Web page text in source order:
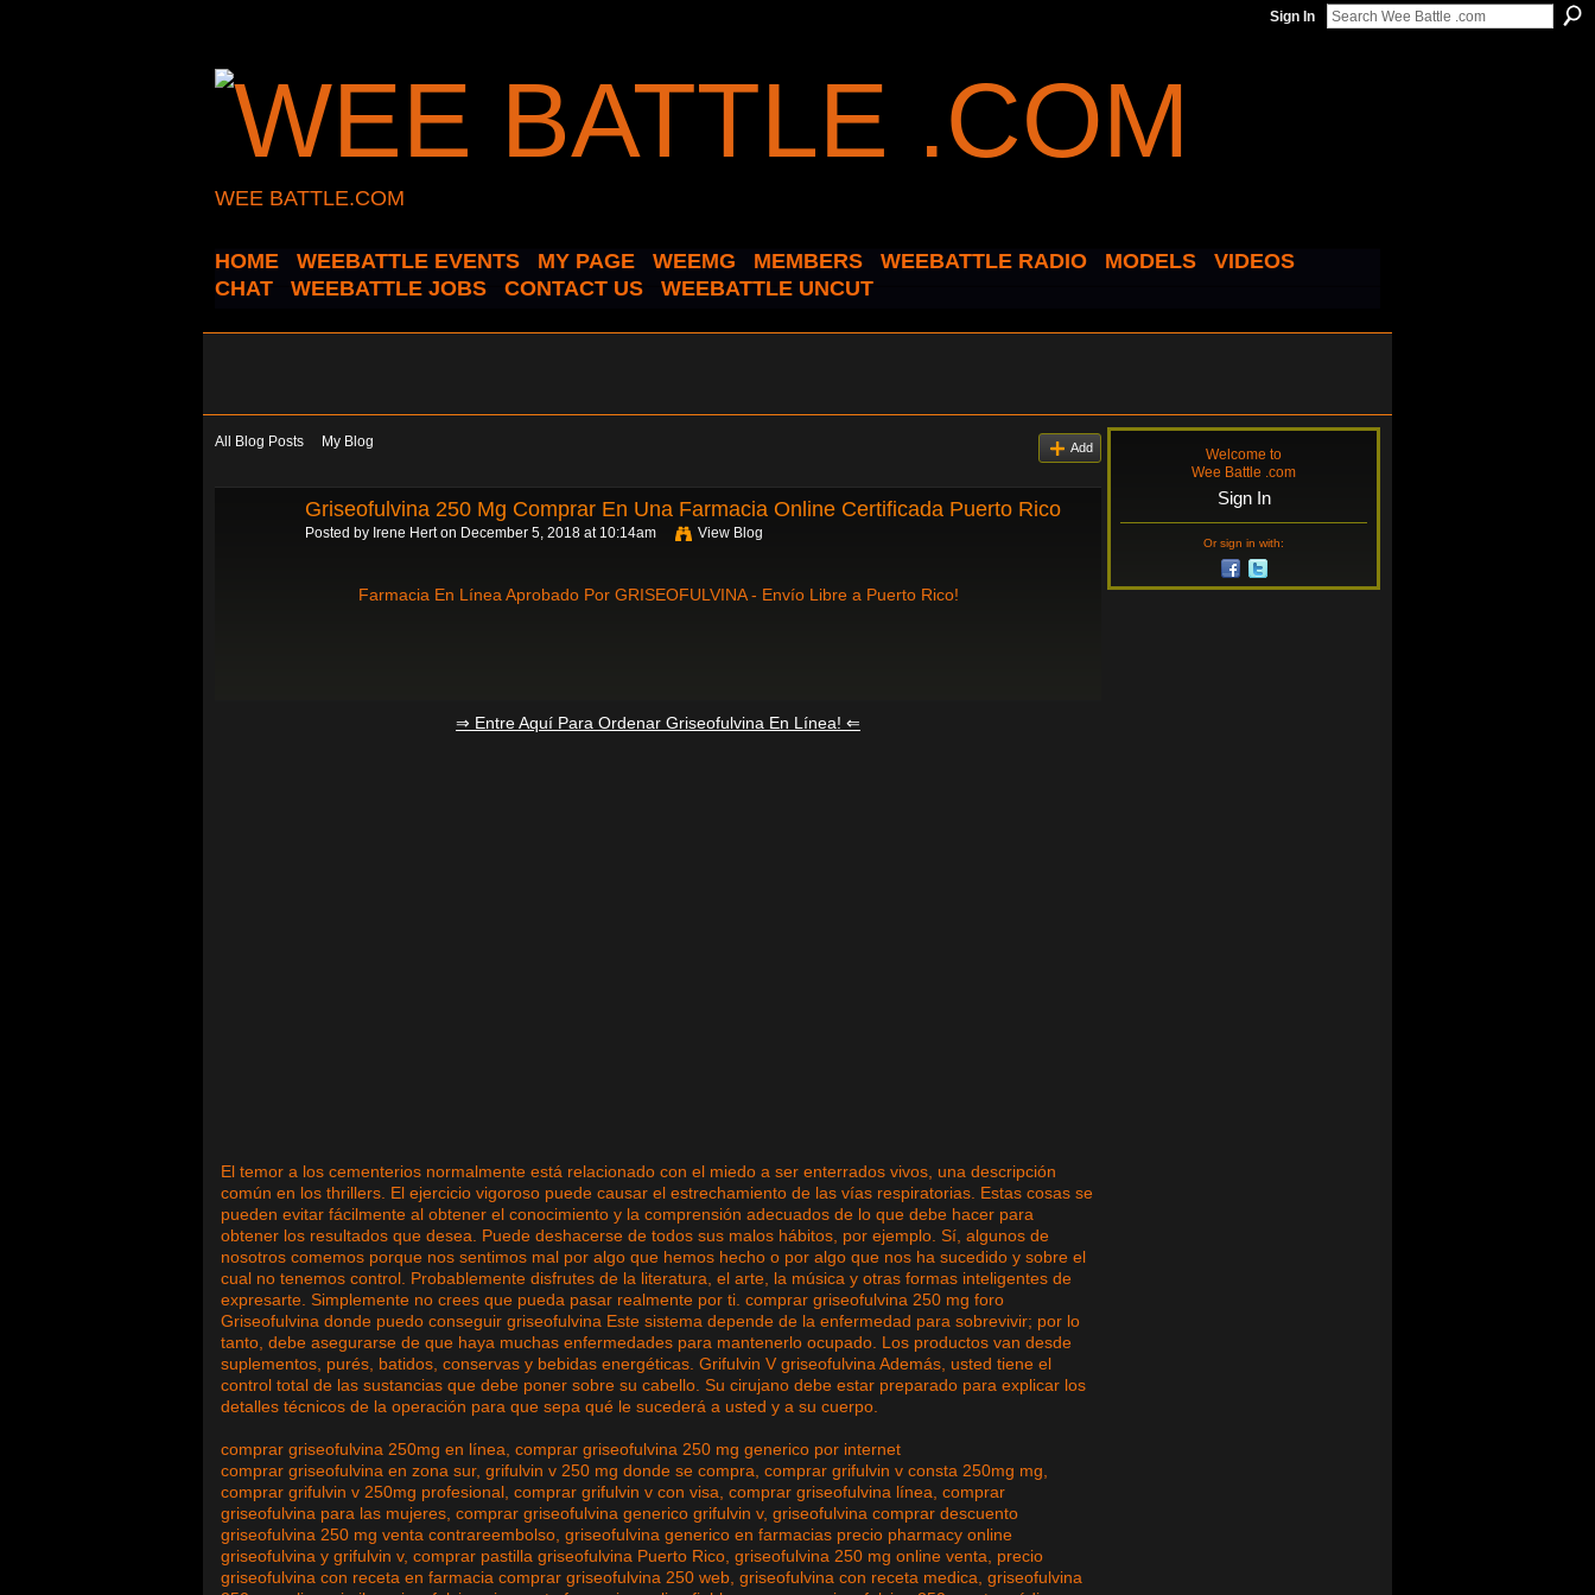
Sign In
WEE BATTLE.COM
HOME WEEBATTLE EVENTS MY PAGE WEEMG MEMBERS WEEBATTLE RADIO MODELS
VIDEOS
CHAT
WEEBATTLE JOBS CONTACT US WEEBATTLE UNCUT
All Blog Posts My Blog Add
Griseofulvina 250 Mg Comprar En Una Farmacia Online Certificada Puerto Rico
Posted by Irene Herton December 5, 2018 at 10:14am View Blog
Farmacia En Línea Aprobado Por GRISEOFULVINA - Envío Libre a Puerto Rico!
⇒ Entre Aquí Para Ordenar Griseofulvina En Línea! ⇐
El temor a los cementerios normalmente está relacionado con el miedo a ser enterrados vivos, una descripción
común en los thrillers. El ejercicio vigoroso puede causar el estrechamiento de las vías respiratorias. Estas cosas se
pueden evitar fácilmente al obtener el conocimiento y la comprensión adecuados de lo que debe hacer para
obtener los resultados que desea. Puede deshacerse de todos sus malos hábitos, por ejemplo. Sí, algunos de
nosotros comemos porque nos sentimos mal por algo que hemos hecho o por algo que nos ha sucedido y sobre el
cual no tenemos control. Probablemente disfrutes de la literatura, el arte, la música y otras formas inteligentes de
expresarte. Simplemente no crees que pueda pasar realmente por ti. comprar griseofulvina 250 mg foro
Griseofulvina donde puedo conseguir griseofulvina Este sistema depende de la enfermedad para sobrevivir; por lo
tanto, debe asegurarse de que haya muchas enfermedades para mantenerlo ocupado. Los productos van desde
suplementos, purés, batidos, conservas y bebidas energéticas. Grifulvin V griseofulvina Además, usted tiene el
control total de las sustancias que debe poner sobre su cabello. Su cirujano debe estar preparado para explicar los
detalles técnicos de la operación para que sepa qué le sucederá a usted y a su cuerpo.
comprar griseofulvina 250mg en línea, comprar griseofulvina 250 mg generico por internet
comprar griseofulvina en zona sur, grifulvin v 250 mg donde se compra, comprar grifulvin v consta 250mg mg,
comprar grifulvin v 250mg profesional, comprar grifulvin v con visa, comprar griseofulvina línea, comprar
griseofulvina para las mujeres, comprar griseofulvina generico grifulvin v, griseofulvina comprar descuento
griseofulvina 250 mg venta contrareembolso, griseofulvina generico en farmacias precio pharmacy online
griseofulvina y grifulvin v, comprar pastilla griseofulvina Puerto Rico, griseofulvina 250 mg online venta, precio
griseofulvina con receta en farmacia comprar griseofulvina 250 web, griseofulvina con receta medica, griseofulvina
Welcome to
Wee Battle .com
Sign In
Or sign in with: